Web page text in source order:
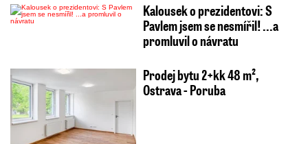
Kalousek o prezidentovi: S
Pavlem jsem se nesmířil! ...a
promluvil o návratu
Prodej bytu 2+kk 48 m²,
Ostrava - Poruba